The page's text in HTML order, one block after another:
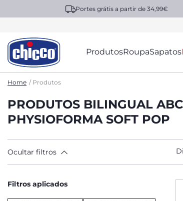
Portes grátis a partir de 34,99€
ProdutosRoupaSapatos
Home Produtos
PRODUTOS BILINGUAL
PHYSIOFORMA SOFT POP
Ocultar filtros
Filtros aplicados